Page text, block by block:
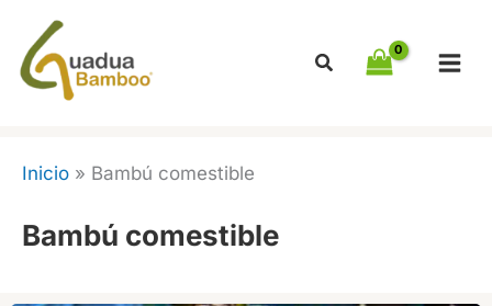
contenido
Inicio » Bambú comestible
Bambú comestible